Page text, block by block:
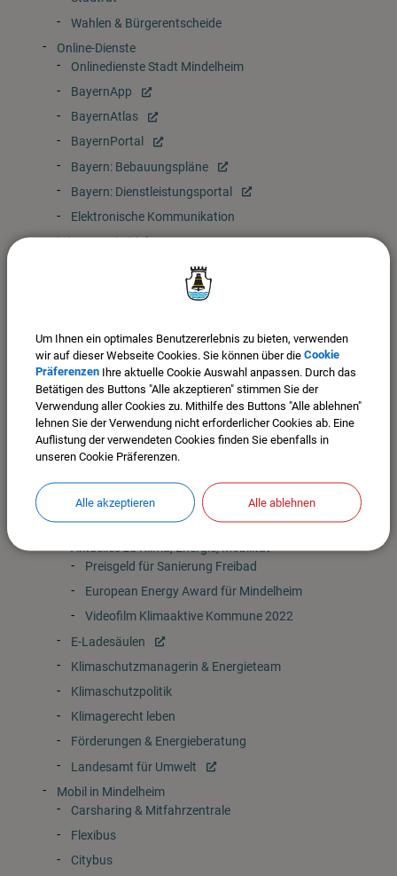
Wahlen & Bürgerentscheide
Online-Dienste
Onlinedienste Stadt Mindelheim
BayernApp
BayernAtlas
BayernPortal
Bayern: Bebauungspläne
Bayern: Dienstleistungsportal
Elektronische Kommunikation
Interessante Links
Notrufe und Notdienste
Naturgefahren Bayern
Webcams in Mindelheim
Wetterstation in Mindelheim
Beratung zur Hochwasservorsorge
WarnWetter-App
Umweltatlas Bayern
Klimaschutz & Mobilität
Aktuelles zu Klima, Energie, Mobilität
Preisgeld für Sanierung Freibad
European Energy Award für Mindelheim
Videofilm Klimaaktive Kommune 2022
E-Ladesäulen
Klimaschutzmanagerin & Energieteam
Klimaschutzpolitik
Klimagerecht leben
Förderungen & Energieberatung
Landesamt für Umwelt
Mobil in Mindelheim
Carsharing & Mitfahrzentrale
Flexibus
Citybus
Um Ihnen ein optimales Benutzererlebnis zu bieten, verwenden
wir auf dieser Webseite Cookies. Sie können über die Cookie
Präferenzen Ihre aktuelle Cookie Auswahl anpassen. Durch das
Betätigen des Buttons "Alle akzeptieren" stimmen Sie der
Verwendung aller Cookies zu. Mithilfe des Buttons "Alle ablehnen"
lehnen Sie der Verwendung nicht erforderlicher Cookies ab. Eine
Auflistung der verwendeten Cookies finden Sie ebenfalls in
unseren Cookie Präferenzen.
Alle akzeptieren Alle ablehnen